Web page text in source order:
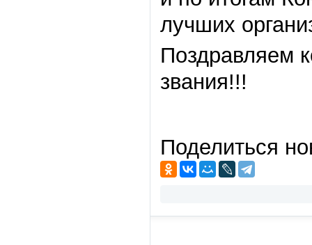
лучших
Поздравляем
звания!!!
Поделиться